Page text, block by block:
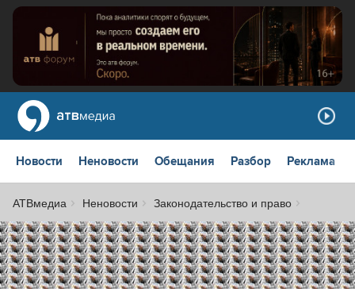
Новости Неновости Обещания Разбор Реклама
АТВмедиа Неновости Законодательство и право